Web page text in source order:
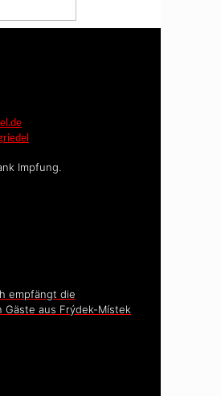
Impfung.
empfängt die
Gäste aus Frýdek-Místek